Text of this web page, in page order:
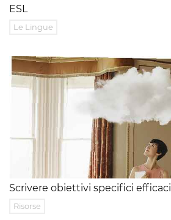
ESL
Le Lingue
Scrivere obiettivi specifici efficaci
Risorse